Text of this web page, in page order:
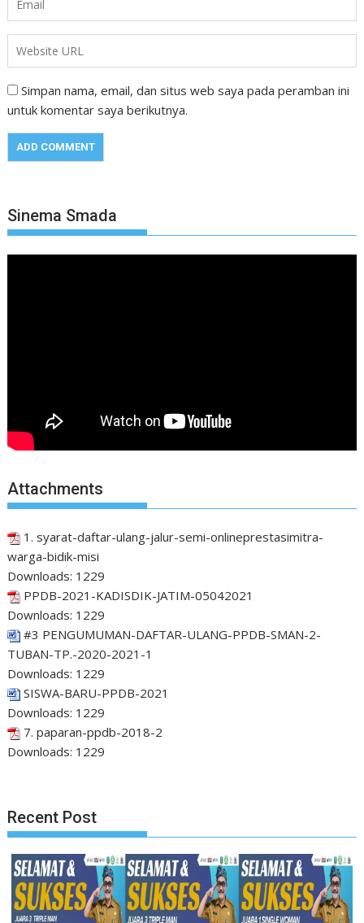
Simpan nama, email, dan situs web saya pada peramban ini
untuk komentar saya berikutnya.
Sinema Smada
Attachments
1. syarat-daftar-ulang-jalur-semi-onlineprestasimitra-
warga-bidik-misi
Downloads: 1229
PPDB-2021-KADISDIK-JATIM-05042021
Downloads: 1229
#3 PENGUMUMAN-DAFTAR-ULANG-PPDB-SMAN-2-
TUBAN-TP.-2020-2021-1
Downloads: 1229
SISWA-BARU-PPDB-2021
Downloads: 1229
7. paparan-ppdb-2018-2
Downloads: 1229
Recent Post